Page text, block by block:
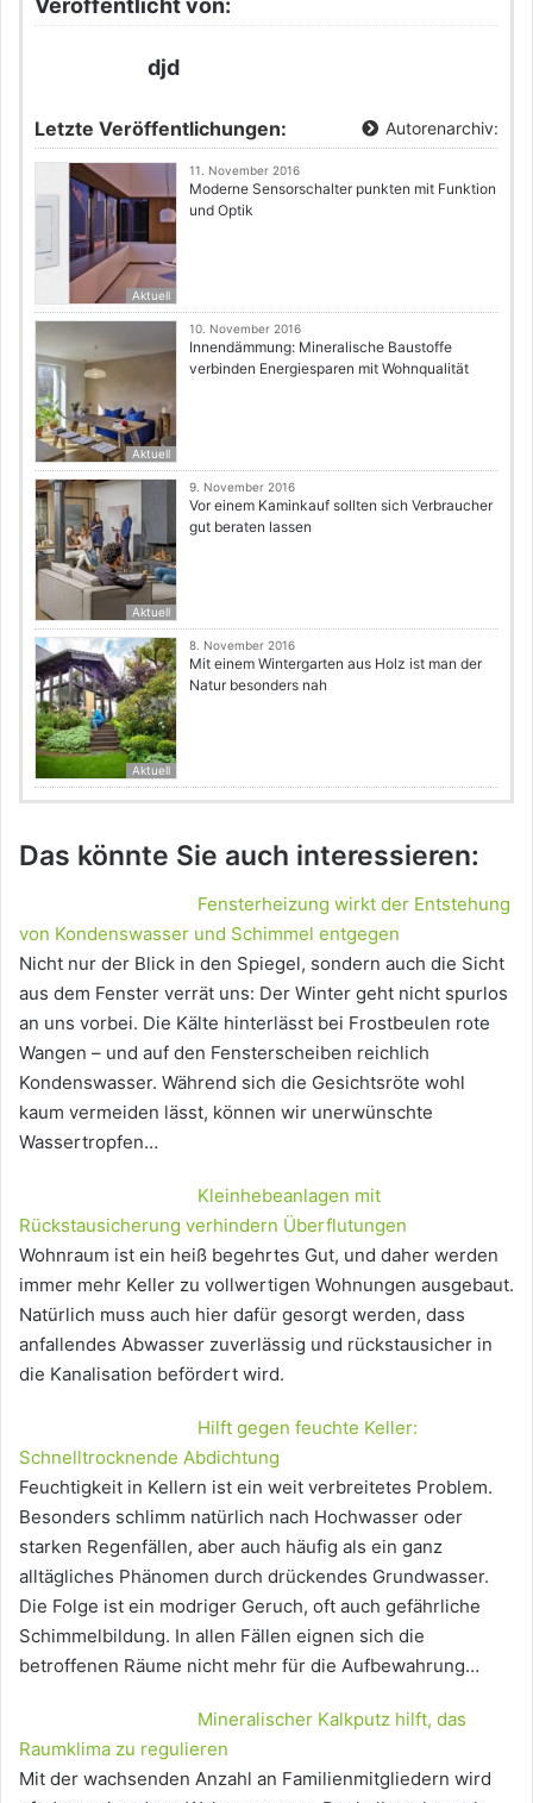
Veröffentlicht von:
djd
Letzte Veröffentlichungen: Autorenarchiv:
Aktuell
11. November 2016
Moderne Sensorschalter punkten mit Funktion
und Optik
Aktuell
10. November 2016
Innendämmung: Mineralische Baustoffe
verbinden Energiesparen mit Wohnqualität
Aktuell
9. November 2016
Vor einem Kaminkauf sollten sich Verbraucher
gut beraten lassen
Aktuell
8. November 2016
Mit einem Wintergarten aus Holz ist man der
Natur besonders nah
Das könnte Sie auch interessieren:
Fensterheizung wirkt der Entstehung
von Kondenswasser und Schimmel entgegen
Nicht nur der Blick in den Spiegel, sondern auch die Sicht
aus dem Fenster verrät uns: Der Winter geht nicht spurlos
an uns vorbei. Die Kälte hinterlässt bei Frostbeulen rote
Wangen – und auf den Fensterscheiben reichlich
Kondenswasser. Während sich die Gesichtsröte wohl
kaum vermeiden lässt, können wir unerwünschte
Wassertropfen…
Kleinhebeanlagen mit
Rückstausicherung verhindern Überflutungen
Wohnraum ist ein heiß begehrtes Gut, und daher werden
immer mehr Keller zu vollwertigen Wohnungen ausgebaut.
Natürlich muss auch hier dafür gesorgt werden, dass
anfallendes Abwasser zuverlässig und rückstausicher in
die Kanalisation befördert wird.
Hilft gegen feuchte Keller:
Schnelltrocknende Abdichtung
Feuchtigkeit in Kellern ist ein weit verbreitetes Problem.
Besonders schlimm natürlich nach Hochwasser oder
starken Regenfällen, aber auch häufig als ein ganz
alltägliches Phänomen durch drückendes Grundwasser.
Die Folge ist ein modriger Geruch, oft auch gefährliche
Schimmelbildung. In allen Fällen eignen sich die
betroffenen Räume nicht mehr für die Aufbewahrung…
Mineralischer Kalkputz hilft, das
Raumklima zu regulieren
Mit der wachsenden Anzahl an Familienmitgliedern wird